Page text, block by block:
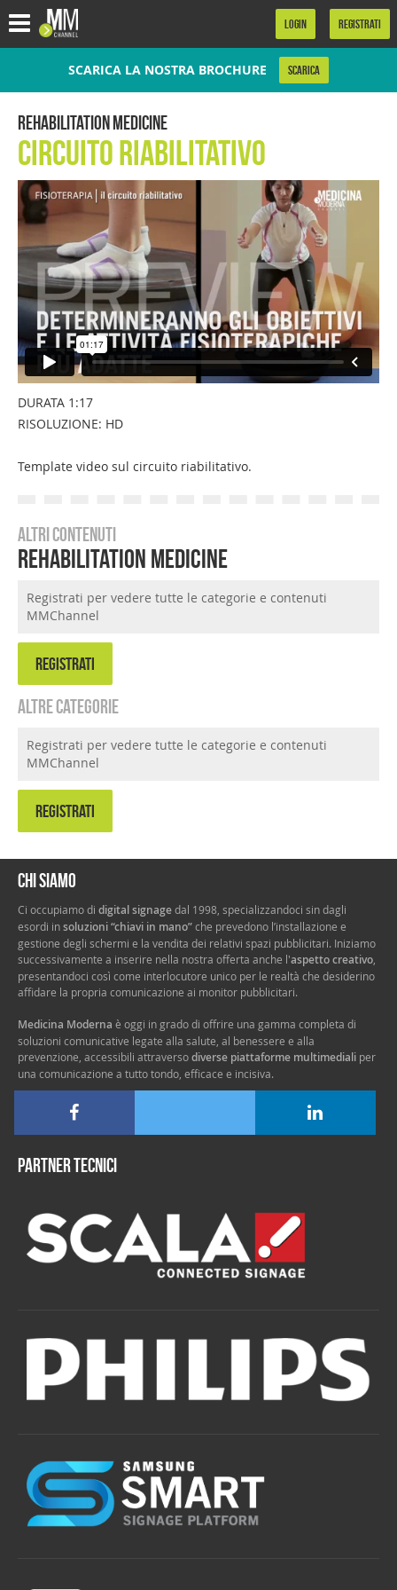
LOGIN REGISTRATI
SCARICA LA NOSTRA BROCHURE SCARICA
Rehabilitation Medicine
Circuito Riabilitativo
DURATA 1:17
RISOLUZIONE: HD
Template video sul circuito riabilitativo.
Altri contenuti
Rehabilitation Medicine
Registrati per vedere tutte le categorie e contenuti
MMChannel
REGISTRATI
Altre categorie
Registrati per vedere tutte le categorie e contenuti
MMChannel
REGISTRATI
Chi siamo
Ci occupiamo di digital signagedal 1998, specializzandoci sin dagli
esordi insoluzioni “chiavi in mano”che prevedono l’installazione e
gestione degli schermi e la vendita dei relativi spazi pubblicitari. Iniziamo
successivamente a inserire nella nostra offerta anche l'aspetto creativo
presentandoci così come interlocutore unico per le realtà che desiderino
affidare la propria comunicazione ai monitor pubblicitari.
Medicina Moderna è oggi in grado di offrire una gamma completa di
soluzioni comunicative legate alla salute, al benessere e alla
prevenzione, accessibili attraversodiverse piattaforme multimediali per
una comunicazione a tutto tondo, efficace e incisiva.
Partner tecnici